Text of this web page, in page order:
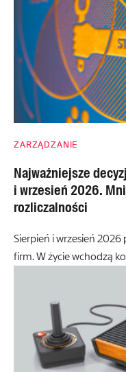
ZARZĄDZANIE
Najważniejsze
i wrzesień 2026.
rozliczalności
Sierpień i wrzesień
firm. W życie wchodzą